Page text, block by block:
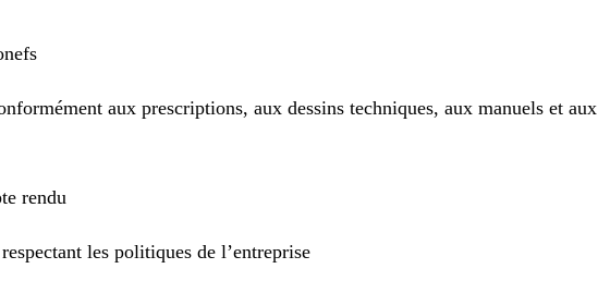
aux prescriptions, aux dessins techniques, aux manuels et aux
rendu
les politiques de l’entreprise